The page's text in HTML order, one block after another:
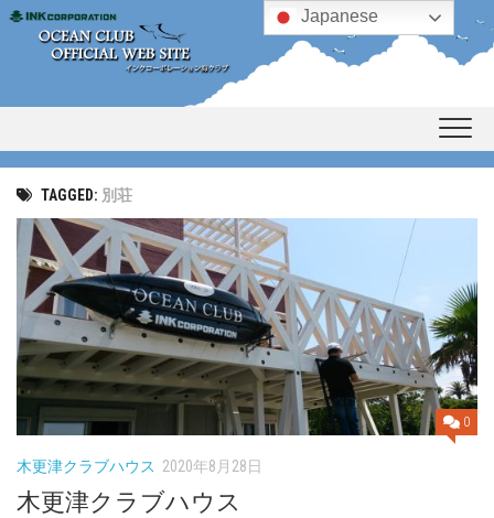
Skip
content
TAGGED: 別荘
0
木更津クラブハウス 2020年8月28日
木更津クラブハウス
Japanese